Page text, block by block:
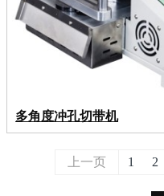
多角度冲孔切带机
上一页 1 2